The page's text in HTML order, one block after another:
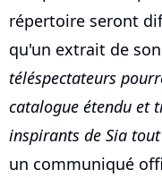
répertoire seront
qu'un extrait de
téléspectateurs
catalogue étendu et
inspirants de Sia
un communiqué